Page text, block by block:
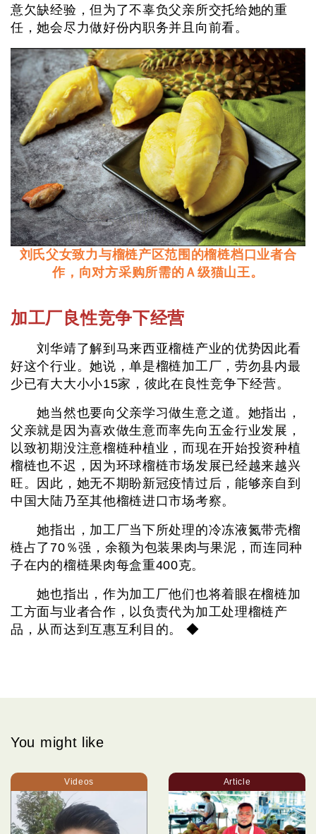
意欠缺经验，但为了不辜负父亲所交托给她的重
任，她会尽力做好份内职务并且向前看。
刘氏父女致力与榴梿产区范围的榴梿档口业者合
作，向对方采购所需的Ａ级猫山王。
加工厂良性竞争下经营
刘华靖了解到马来西亚榴梿产业的优势因此看
好这个行业。她说，单是榴梿加工厂，劳勿县内最
少已有大大小小15家，彼此在良性竞争下经营。
她当然也要向父亲学习做生意之道。她指出，
父亲就是因为喜欢做生意而率先向五金行业发展，
以致初期没注意榴梿种植业，而现在开始投资种植
榴梿也不迟，因为环球榴梿市场发展已经越来越兴
旺。因此，她无不期盼新冠疫情过后，能够亲自到
中国大陆乃至其他榴梿进口市场考察。
她指出，加工厂当下所处理的冷冻液氮带壳榴
梿占了70％强，余额为包装果肉与果泥，而连同种
子在内的榴梿果肉每盒重400克。
她也指出，作为加工厂他们也将着眼在榴梿加
工方面与业者合作，以负责代为加工处理榴梿产
品，从而达到互惠互利目的。 ◆
You might like
Videos Article